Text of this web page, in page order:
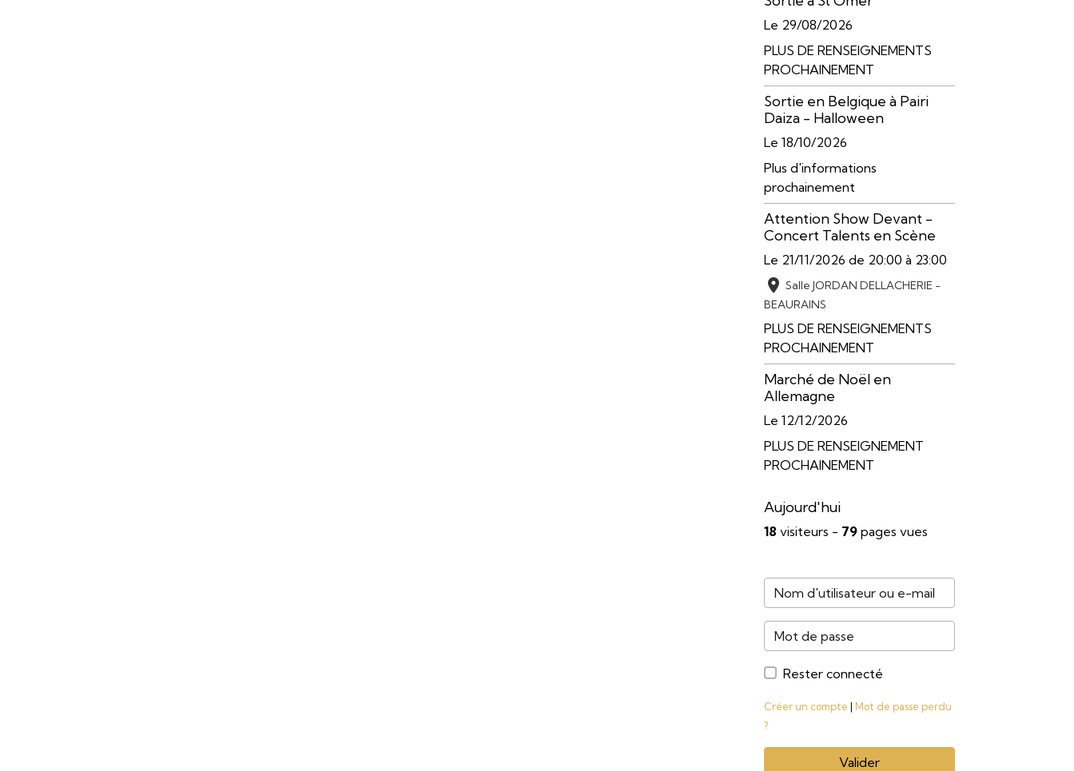
Le 29/08/2026
PLUS DE RENSEIGNEMENTS
PROCHAINEMENT
Sortie en Belgique à Pairi
Daiza - Halloween
Le 18/10/2026
Plus d'informations
prochainement
Attention Show Devant -
Concert Talents en Scène
Le 21/11/2026 de 20:00 à 23:00
Salle JORDAN DELLACHERIE -
BEAURAINS
PLUS DE RENSEIGNEMENTS
PROCHAINEMENT
Marché de Noël en
Allemagne
Le 12/12/2026
PLUS DE RENSEIGNEMENT
PROCHAINEMENT
Aujourd'hui
18 visiteurs - 79pages vues
Rester connecté
Créer un compte | Mot de passe perdu
?
Valider